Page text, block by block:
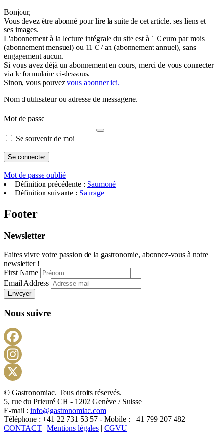
Bonjour,
Vous devez être abonné pour lire la suite de cet article, ses liens et
ses images.
L'abonnement à la lecture intégrale du site est à 1 € euro par mois
(abonnement mensuel) ou 11 € / an (abonnement annuel), sans
engagement aucun.
Si vous avez déjà un abonnement en cours, merci de vous connecter
via le formulaire ci-dessous.
Sinon, vous pouvez vous abonner ici.
Nom d'utilisateur ou adresse de messagerie.
Mot de passe
Se souvenir de moi
Mot de passe oublié
Définition précédente : Saumoné
Définition suivante : Saurage
Footer
Newsletter
Faites vivre votre passion de la gastronomie, abonnez-vous à notre
newsletter !
First Name
Email Address
Envoyer
Nous suivre
X
© Gastronomiac. Tous droits réservés.
5, rue du Prieuré CH - 1202 Genève / Suisse
E-mail : info@gastronomiac.com
Téléphone : +41 22 731 53 57 - Mobile : +41 799 207 482
CONTACT | Mentions légales | CGVU